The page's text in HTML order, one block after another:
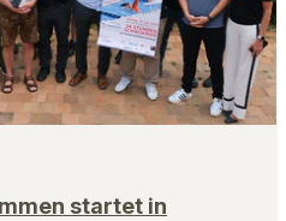
startet in